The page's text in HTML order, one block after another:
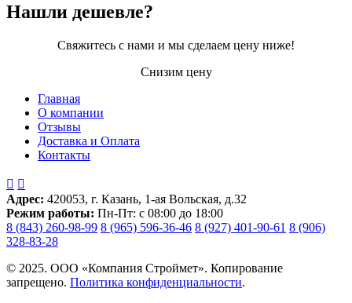
Нашли дешевле?
Свяжитесь с нами и мы сделаем цену ниже!
Снизим цену
Подвал
Главная
О компании
Отзывы
Доставка и Оплата
Контакты
 
Адрес: 420053, г. Казань, 1-ая Вольская, д.32
Режим работы: Пн-Пт: с 08:00 до 18:00
8 (843) 260-98-99 8 (965) 596-36-46 8 (927) 401-90-61 8 (906)
328-83-28
© 2025. ООО «Компания Строймет». Копирование
запрещено. Политика конфиденциальности.